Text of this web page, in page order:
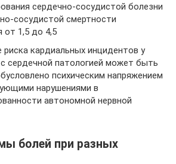
сердечно-сосудистой болезни
сосудистой смертности
от 1,5 до 4,5
риска кардиальных инцидентов у
сердечной патологией может быть
психическим напряжением
нарушениями в
автономной нервной
болей при разных